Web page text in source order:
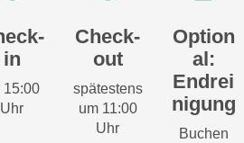
in
15:00
Uhr
Check-
out
spätestens
um 11:00
Uhr
Option
al:
Endrei
nigung
Buchen